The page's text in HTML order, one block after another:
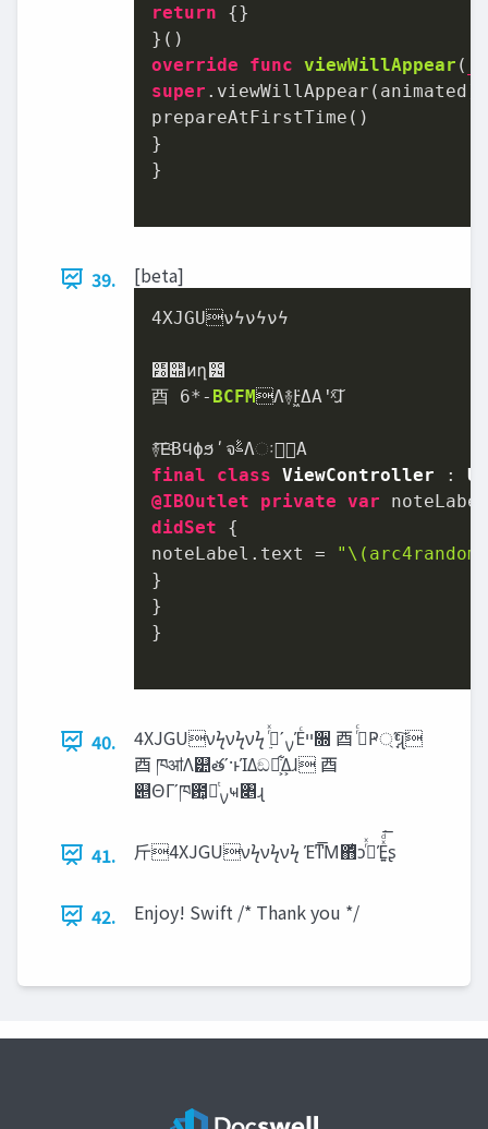
return {}
override
func viewWillAppear (
super .viewWillAppear(animated)
prepareAtFirstTime()
}
}
39. [beta]
4XJGUνϟνϟνϟ
໰୊̎ͷղ౴
⾣ 6*- BCFMΛ࿈݁Ͱ͖ΔΑ͏ʹͯ͠ɺ
final
class ViewController :
@IBOutlet
private var
didSet {
noteLabel.text = "
}
}
}
40.
4XJGUνϟνϟνϟ ࣮ࡍʹ࡞ͬͯΈͨ‫ײ‬૝ ⾣ ࢥͬͨҎ্ʹָ͔ͬͨ͠ɻ
⾣ ཁॴΛ୺తʹ·ͱΊΔඞཁ͕͋Δ͕ɺ ⾣
୅ΘΓʹཁ఺͕ࡍཱͭҹ৅ɻ
41. ⽄4XJGUνϟνϟνϟ Έͳ͞Μ΋ͥͻ࡞ͬͯΈ͍ͯͩ͘͞ʂ
42. Enjoy! Swift /* Thank you */